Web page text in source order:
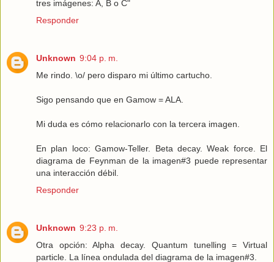
tres imágenes: A, B o C"
Responder
Unknown 9:04 p. m.
Me rindo. \o/ pero disparo mi último cartucho.
Sigo pensando que en Gamow = ALA.
Mi duda es cómo relacionarlo con la tercera imagen.
En plan loco: Gamow-Teller. Beta decay. Weak force. El
diagrama de Feynman de la imagen#3 puede representar
una interacción débil.
Responder
Unknown 9:23 p. m.
Otra opción: Alpha decay. Quantum tunelling = Virtual
particle. La línea ondulada del diagrama de la imagen#3.